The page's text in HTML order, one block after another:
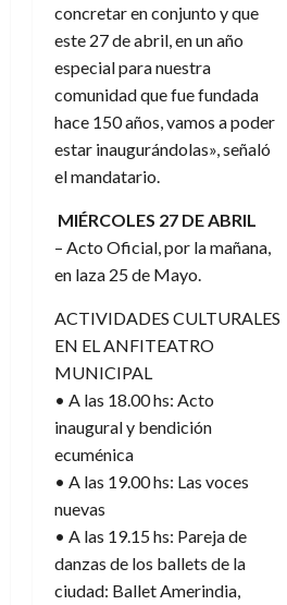
concretar en conjunto y que
este 27 de abril, en un año
especial para nuestra
comunidad que fue fundada
hace 150 años, vamos a poder
estar inaugurándolas», señaló
el mandatario.
MIÉRCOLES 27 DE ABRIL
– Acto Oficial, por la mañana,
en laza 25 de Mayo.
ACTIVIDADES CULTURALES
EN EL ANFITEATRO
MUNICIPAL
• A las 18.00 hs: Acto
inaugural y bendición
ecuménica
• A las 19.00 hs: Las voces
nuevas
• A las 19.15 hs: Pareja de
danzas de los ballets de la
ciudad: Ballet Amerindia,